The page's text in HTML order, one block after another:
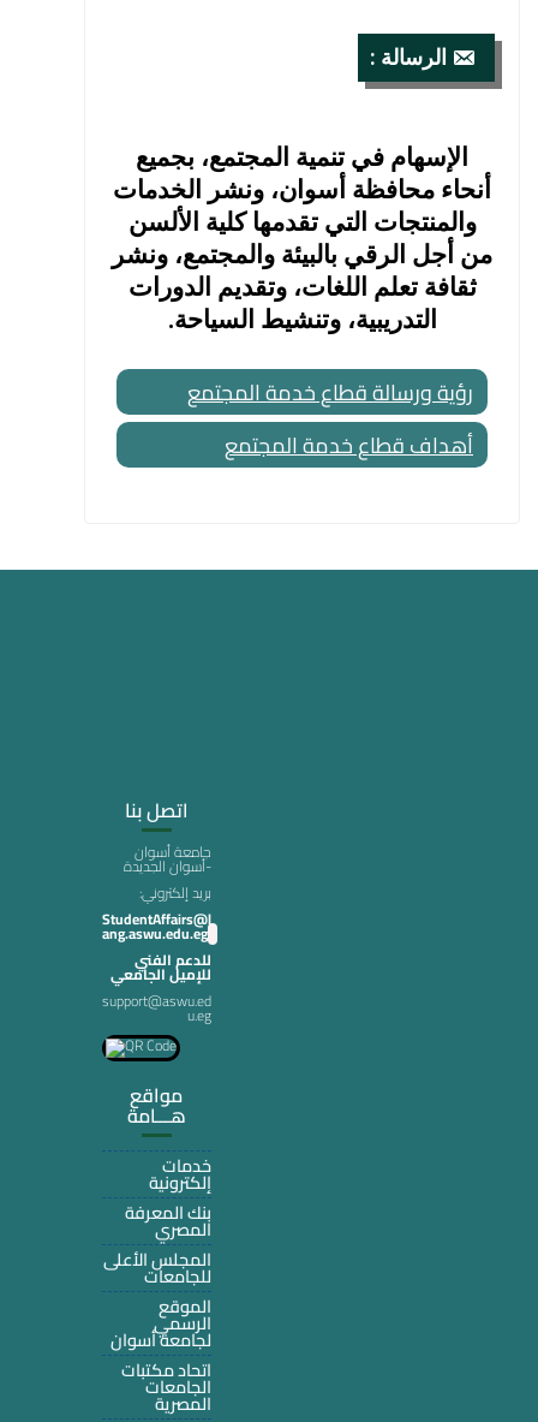
الرسالة :
الإسهام في تنمية المجتمع، بجميع
أنحاء محافظة أسوان، ونشر الخدمات
والمنتجات التي تقدمها كلية الألسن
من أجل الرقي بالبيئة والمجتمع، ونشر
ثقافة تعلم اللغات، وتقديم الدورات
التدريبية، وتنشيط السياحة.
رؤية ورسالة قطاع خدمة المجتمع
أهداف قطاع خدمة المجتمع
اتصل بنا
جامعة أسوان
-أسوان الجديدة
:بريد إلكتروني
StudentAffairs@l
ang.aswu.edu.eg
للدعم الفني
للإميل الجامعي
support@aswu.ed
u.eg
مواقع
هـــامة
خدمات
إلكترونية
بنك المعرفة
المصري
المجلس الأعلى
للجامعات
الموقع
الرسمي
لجامعة أسوان
اتحاد مكتبات
الجامعات
المصرية